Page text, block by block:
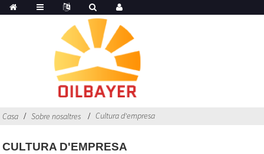
Casa Sobre nosaltres Cultura d'empresa
CULTURA D'EMPRESA